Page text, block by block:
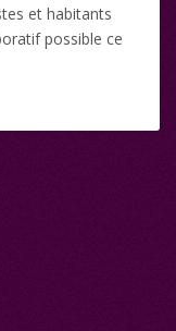
et habitants
possible ce